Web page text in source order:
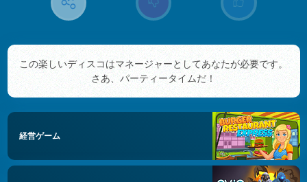
この楽しいディスコはマネージャーとしてあなたが必要です。
さあ、パーティータイムだ！
経営ゲーム